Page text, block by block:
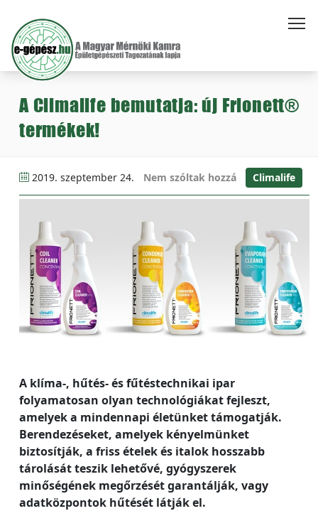
A Climalife bemutatja: új Frionett®
termékek!
2019. szeptember 24. Nem szóltak hozzá Climalife
A klíma-, hűtés- és fűtéstechnikai ipar
folyamatosan olyan technológiákat fejleszt,
amelyek a mindennapi életünket támogatják.
Berendezéseket, amelyek kényelmünket
biztosítják, a friss ételek és italok hosszabb
tárolását teszik lehetővé, gyógyszerek
minőségének megőrzését garantálják, vagy
adatközpontok hűtését látják el.